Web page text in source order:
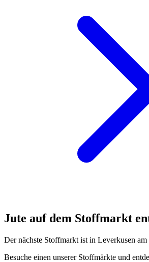
Jute auf dem Stoffmarkt
Der nächste Stoffmarkt ist in Leverkusen
Besuche einen unserer Stoffmärkte und